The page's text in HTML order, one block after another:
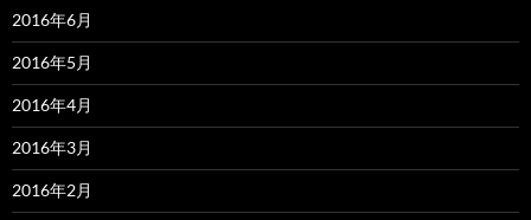
2016年6月
2016年5月
2016年4月
2016年3月
2016年2月